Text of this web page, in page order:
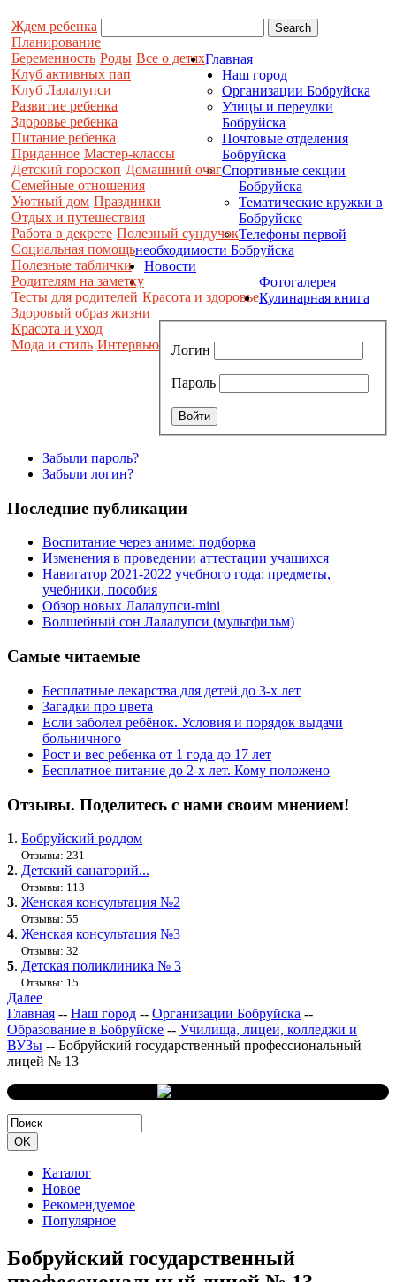
Ждем ребенка
Планирование
Беременность Роды Все о детях
Клуб активных пап
Клуб Лалалупси
Развитие ребенка
Здоровье ребенка
Питание ребенка
Приданное Мастер-классы
Детский гороскоп Домашний очаг
Семейные отношения
Уютный дом Праздники
Отдых и путешествия
Работа в декрете Полезный сундучок
Социальная помощь
Полезные таблички
Родителям на заметку
Тесты для родителей Красота и здоровье
Здоровый образ жизни
Красота и уход
Мода и стиль Интервью
Главная
Наш город
Организации Бобруйска
Улицы и переулки
Бобруйска
Почтовые отделения
Бобруйска
Спортивные секции
Бобруйска
Тематические кружки в
Бобруйске
Телефоны первой
необходимости Бобруйска
Новости
Фотогалерея
Кулинарная книга
Логин
Пароль
Забыли пароль?
Забыли логин?
Последние публикации
Воспитание через аниме: подборка
Изменения в проведении аттестации учащихся
Навигатор 2021-2022 учебного года: предметы,
учебники, пособия
Обзор новых Лалалупси-mini
Волшебный сон Лалалупси (мультфильм)
Самые читаемые
Бесплатные лекарства для детей до 3-х лет
Загадки про цвета
Если заболел ребёнок. Условия и порядок выдачи
больничного
Рост и вес ребенка от 1 года до 17 лет
Бесплатное питание до 2-х лет. Кому положено
Отзывы. Поделитесь с нами своим мнением!
1. Бобруйский роддом
Отзывы: 231
2. Детский санаторий...
Отзывы: 113
3. Женская консультация №2
Отзывы: 55
4. Женская консультация №3
Отзывы: 32
5. Детская поликлиника № 3
Отзывы: 15
Далее
Главная -- Наш город -- Организации Бобруйска --
Образование в Бобруйске -- Училища, лицеи, колледжи и
ВУЗы -- Бобруйский государственный профессиональный
лицей № 13
Каталог
Новое
Рекомендуемое
Популярное
Бобруйский государственный